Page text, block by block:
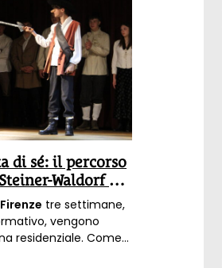
di sé: il percorso
Waldorf di
tre settimane,
vengono
residenziale. Come